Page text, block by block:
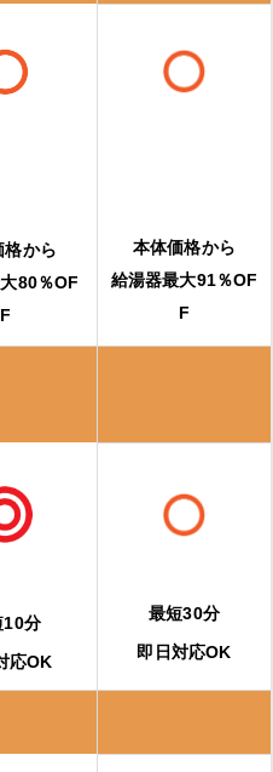
格から
80％OF
F
本体価格から
給湯器最大91％OF
F
10分
応OK
最短30分
即日対応OK